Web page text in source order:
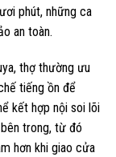
phút, những ca
an toàn.
thợ thường ưu
tiếng ồn để
kết hợp nội soi lõi
trong, từ đó
hơn khi giao cửa